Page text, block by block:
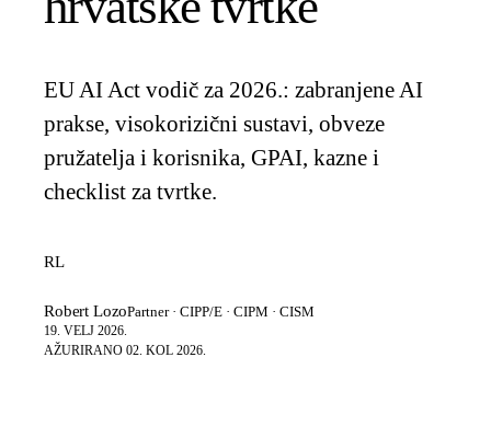
EU AI Act vodič za 2026.: zabranjene AI
prakse, visokorizični sustavi, obveze
pružatelja i korisnika, GPAI, kazne i
checklist za tvrtke.
RL
Robert LozoPartner · CIPP/E · CIPM · CISM
19. VELJ 2026.
AŽURIRANO 02. KOL 2026.